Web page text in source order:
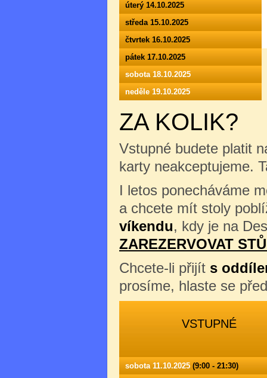
úterý 14.10.2025
středa 15.10.2025
čtvrtek 16.10.2025
pátek 17.10.2025
sobota 18.10.2025
neděle 19.10.2025
ZA KOLIK?
Vstupné budete platit
karty neakceptujeme.
I letos ponecháváme
a chcete mít stoly
víkendu, kdy je na
ZAREZERVOVAT
Chcete-li přijít s
prosíme, hlaste se
VSTUPNÉ
sobota 11.10.2025 (9:00 - 21:30)